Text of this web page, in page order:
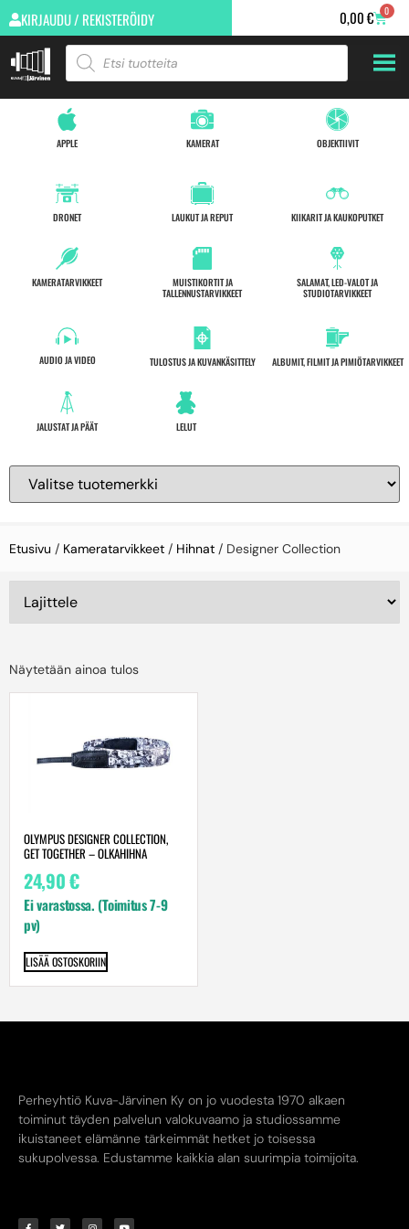
KIRJAUDU / REKISTERÖIDY 0,00€ 0
APPLE
DRONET
KAMERAT
LAUKUT JA REPUT
OBJEKTIIVIT
KIIKARIT JA KAUKOPUTKET
KAMERATARVIKKEET
AUDIO JA VIDEO
MUISTIKORTIT JA
TALLENNUSTARVIKKEET
TULOSTUS JA KUVANKÄSITTELY
SALAMAT, LED-VALOT JA
STUDIOTARVIKKEET
ALBUMIT, FILMIT JA PIMIÖTARVIKKEET
JALUSTAT JA PÄÄT LELUT
Etusivu / Kameratarvikkeet / Hihnat / Designer Collection
Näytetään ainoa tulos
OLYMPUS DESIGNER COLLECTION,
GET TOGETHER – OLKAHIHNA
24,90€
Ei varastossa. (Toimitus 7-9
pv)
LISÄÄ OSTOSKORIIN
Perheyhtiö Kuva-Järvinen Ky on jo vuodesta 1970 alkaen
toiminut täyden palvelun valokuvaamo ja studiossamme
ikuistaneet elämänne tärkeimmät hetket jo toisessa
sukupolvessa. Edustamme kaikkia alan suurimpia toimijoita.